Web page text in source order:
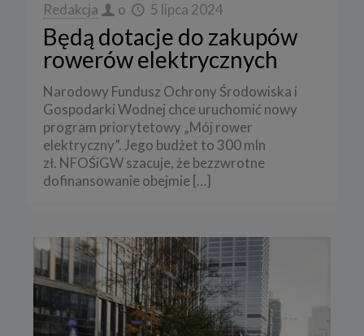
Redakcja o 5 lipca 2024
Będą dotacje do zakupów
rowerów elektrycznych
Narodowy Fundusz Ochrony Środowiska i
Gospodarki Wodnej chce uruchomić nowy
program priorytetowy „Mój rower
elektryczny”. Jego budżet to 300 mln
zł. NFOŚiGW szacuje, że bezzwrotne
dofinansowanie obejmie […]